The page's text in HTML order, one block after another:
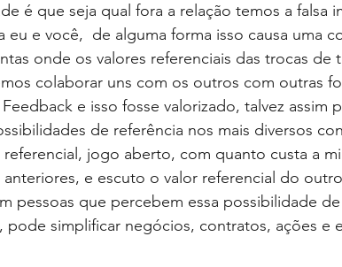
é que seja qual fora a relação temos a falsa
eu e você,  de alguma forma isso causa uma
onde os valores referenciais das trocas de
colaborar uns com os outros com outras
e isso fosse valorizado, talvez assim
de referência nos mais diversos
jogo aberto, com quanto custa a
e escuto o valor referencial do
pessoas que percebem essa possibilidade
pode simplificar negócios, contratos, ações e